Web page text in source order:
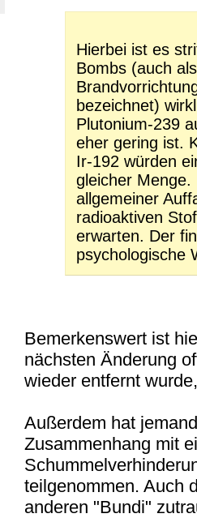
Hierbei ist es
Bombs (auch
bezeichnet)
Plutonium-239
eher gering ist.
Ir-192 würden
gleicher Menge.
allgemeiner
radioaktiven
erwarten. Der
psychologische
Bemerkenswert ist
nächsten Änderung
wieder entfernt
Außerdem hat
Zusammenhang mit
teilgenommen. Auch
anderen "Bundi"